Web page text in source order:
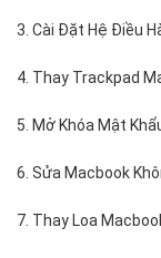
3. Cài Đặt Hệ Điều
4. Thay Trackpad
5. Mở Khóa Mật
6. Sửa Macbook
7. Thay Loa